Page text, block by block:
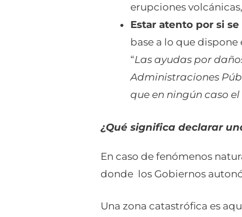
erupciones
Estar atento por si
base a lo que dispone
“Las ayudas por
Administraciones
que en ningún caso
¿Qué significa declarar
En caso de fenómenos
donde los Gobiernos
Una zona catastrófica es